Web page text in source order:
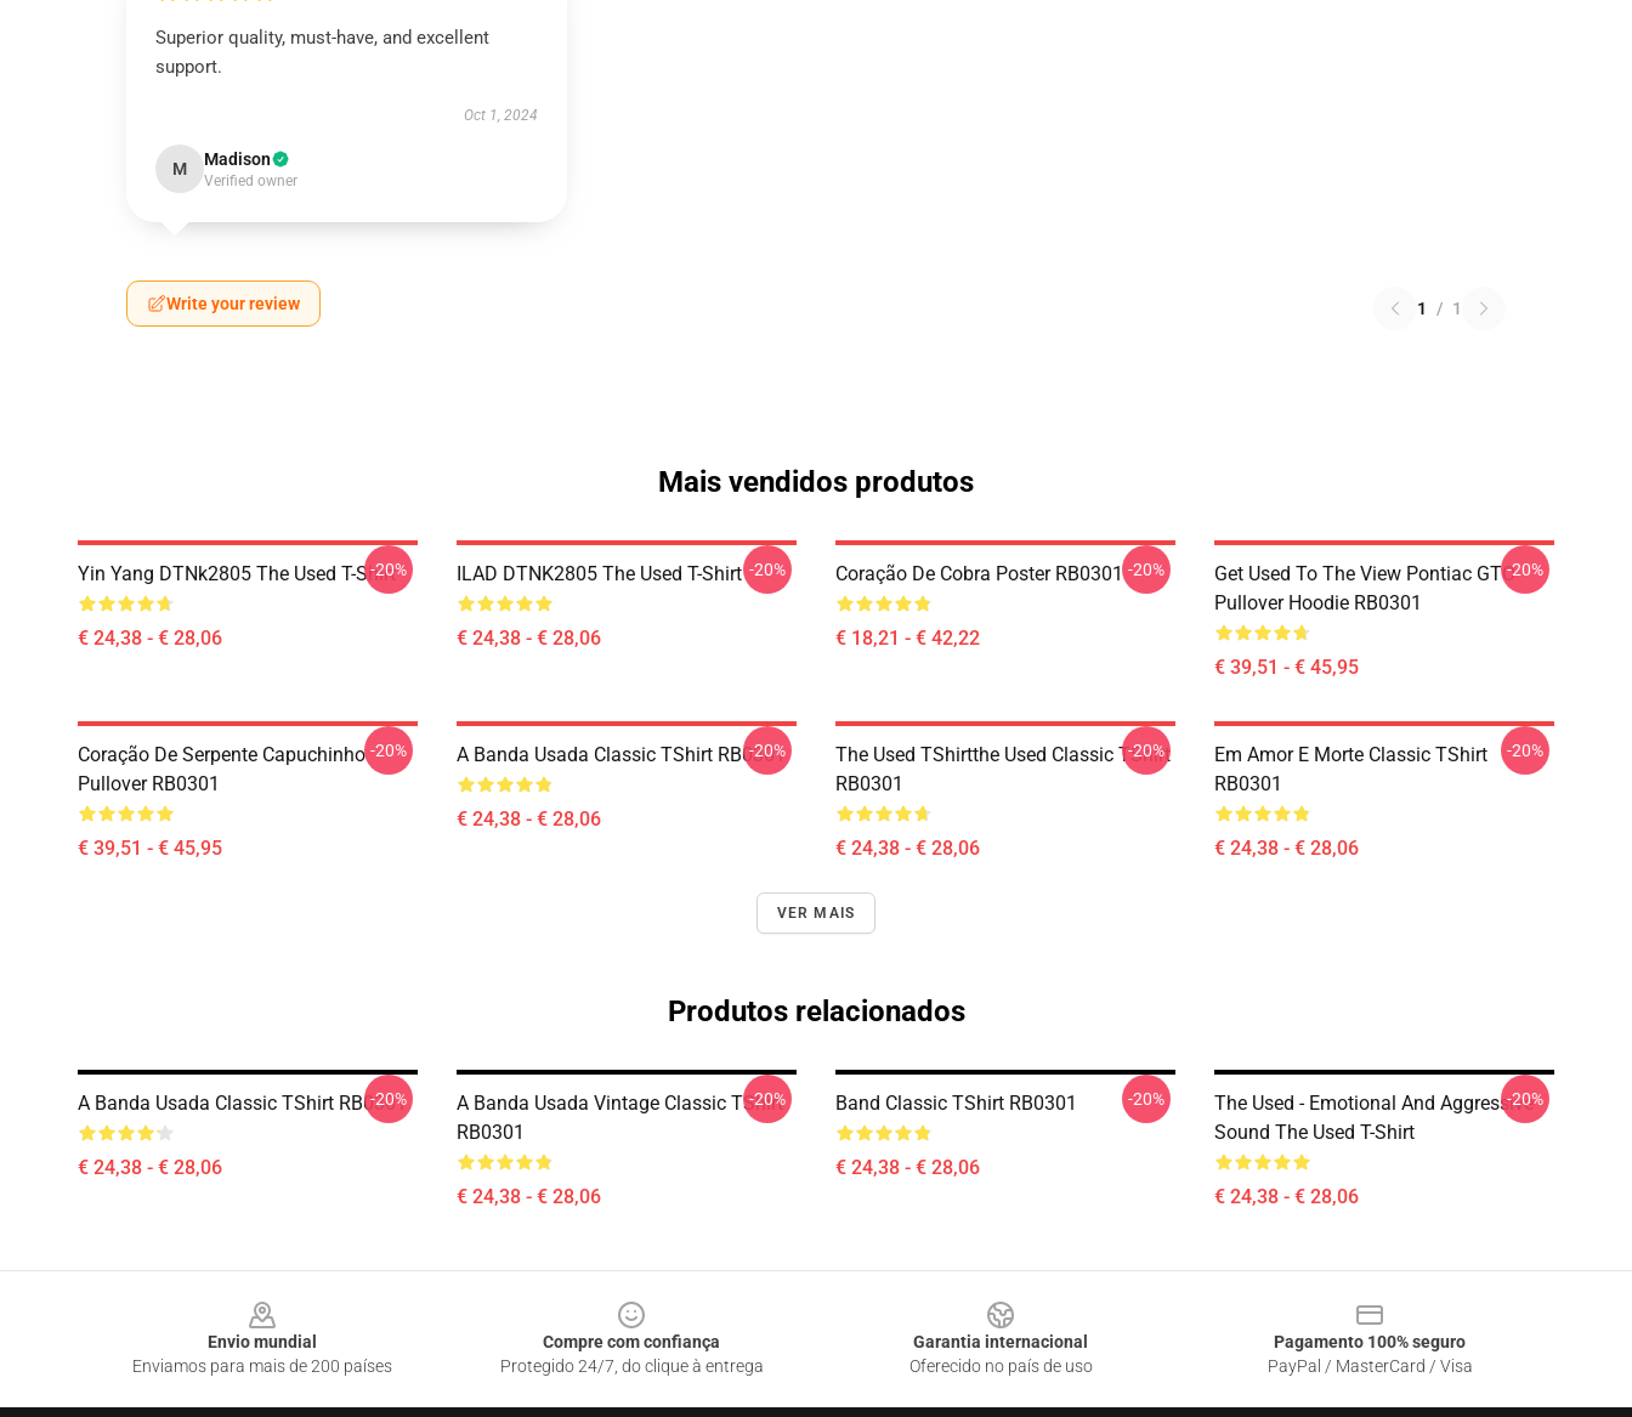
Superior quality, must-have, and excellent
support.
Oct 1, 2024
M Madison
Verified owner
Write your review 1 / 1
Mais vendidos produtos
Yin Yang DTNk2805 The Used T-Shirt
€ 24,38 - € 28,06
-20% ILAD DTNK2805 The Used T-Shirt
€ 24,38 - € 28,06
-20% Coração De Cobra Poster RB0301
€ 18,21 - € 42,22
-20%
Get Used To The View Pontiac GTO
Pullover Hoodie RB0301
€ 39,51 - € 45,95
-20%
Coração De Serpente Capuchinho
Pullover RB0301
€ 39,51 - € 45,95
-20% A Banda Usada Classic TShirt RB0301
€ 24,38 - € 28,06
-20%
The Used TShirtthe Used Classic TShirt
RB0301
€ 24,38 - € 28,06
-20%
Em Amor E Morte Classic TShirt
RB0301
€ 24,38 - € 28,06
-20%
VER MAIS
Produtos relacionados
A Banda Usada Classic TShirt RB0301
€ 24,38 - € 28,06
-20%
A Banda Usada Vintage Classic TShirt
RB0301
€ 24,38 - € 28,06
-20% Band Classic TShirt RB0301
€ 24,38 - € 28,06
-20%
The Used - Emotional And Aggressive
Sound The Used T-Shirt
€ 24,38 - € 28,06
-20%
Envio mundial
Enviamos para mais de 200 países
Compre com confiança
Protegido 24/7, do clique à entrega
Garantia internacional
Oferecido no país de uso
Pagamento 100% seguro
PayPal / MasterCard / Visa